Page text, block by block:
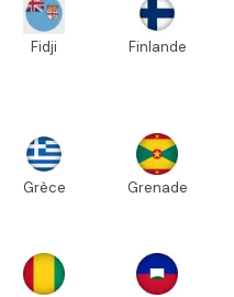
Fidji Finlande
Grèce Grenade